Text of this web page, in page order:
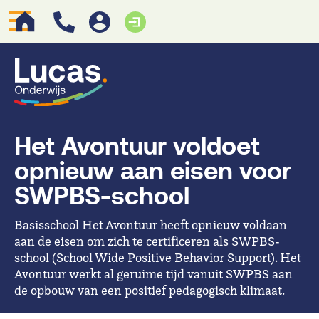
Het Avontuur voldoet
opnieuw aan eisen voor
SWPBS-school
Basisschool Het Avontuur heeft opnieuw voldaan
aan de eisen om zich te certificeren als SWPBS-
school (School Wide Positive Behavior Support). Het
Avontuur werkt al geruime tijd vanuit SWPBS aan
de opbouw van een positief pedagogisch klimaat.